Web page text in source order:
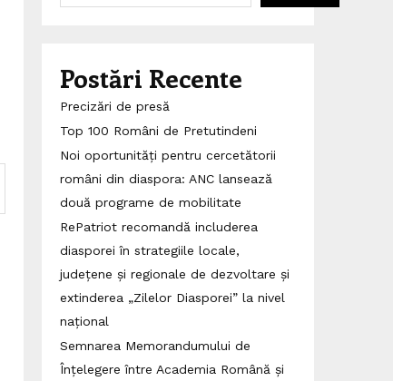
Postări Recente
Precizări de presă
Top 100 Români de Pretutindeni
Noi oportunități pentru cercetătorii
români din diaspora: ANC lansează
două programe de mobilitate
RePatriot recomandă includerea
diasporei în strategiile locale,
județene și regionale de dezvoltare și
extinderea „Zilelor Diasporei” la nivel
național
Semnarea Memorandumului de
Înțelegere între Academia Română și